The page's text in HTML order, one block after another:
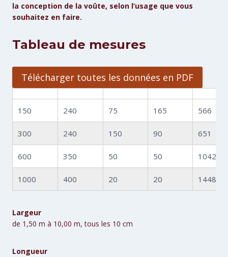
la conception de la voûte, selon l’usage que vous
souhaitez en faire.
Tableau de mesures
Télécharger toutes les données en PDF
150 240 75 165 566
300 240 150 90 651
600 350 50 50 1042
1000 400 20 20 1448
Largeur
de 1,50 m à 10,00 m, tous les 10 cm
Longueur